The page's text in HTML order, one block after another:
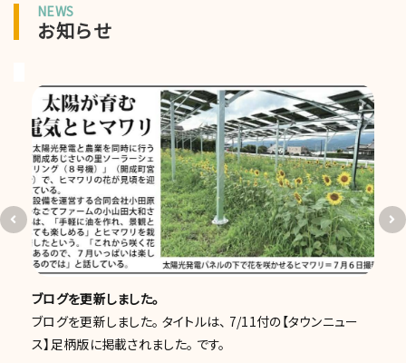
NEWS
お知らせ
ブログを更新しました。
ブログを更新しました。 タイトルは、 7/11付の【タウンニュー
ス】足柄版に掲載されました。 です。